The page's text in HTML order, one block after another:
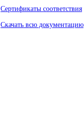
Сертификаты соответствия
Скачать всю документацию